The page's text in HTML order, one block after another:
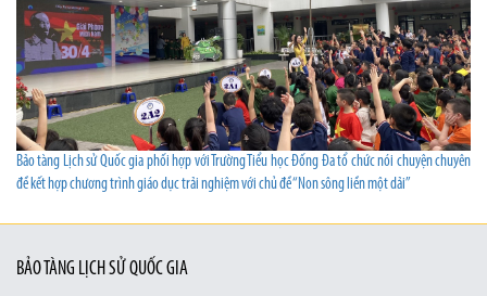
Bảo tàng Lịch sử Quốc gia phối hợp với Trường Tiểu học Đống Đa tổ chức nói chuyện chuyên
đề kết hợp chương trình giáo dục trải nghiệm với chủ đề “Non sông liền một dải”
BẢO TÀNG LỊCH SỬ QUỐC GIA